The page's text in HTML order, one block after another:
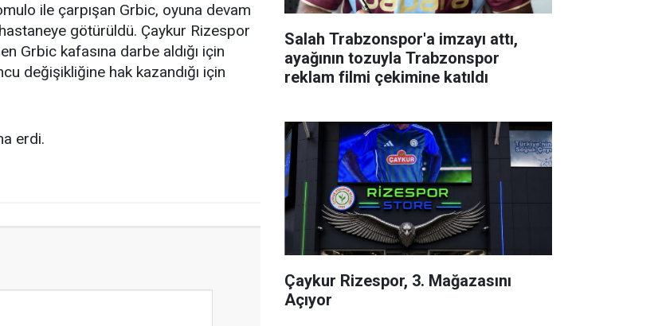
ile çarpışan Grbic, oyuna devam
götürüldü. Çaykur Rizespor
Grbic kafasına darbe aldığı için
değişikliğine hak kazandığı için
erdi.
Salah Trabzonspor'a imzayı attı,
ayağının tozuyla Trabzonspor
reklam filmi çekimine katıldı
Çaykur Rizespor, 3. Mağazasını
Açıyor